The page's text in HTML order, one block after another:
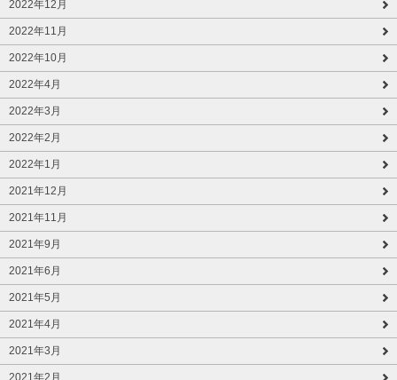
2022年12月
2022年11月
2022年10月
2022年4月
2022年3月
2022年2月
2022年1月
2021年12月
2021年11月
2021年9月
2021年6月
2021年5月
2021年4月
2021年3月